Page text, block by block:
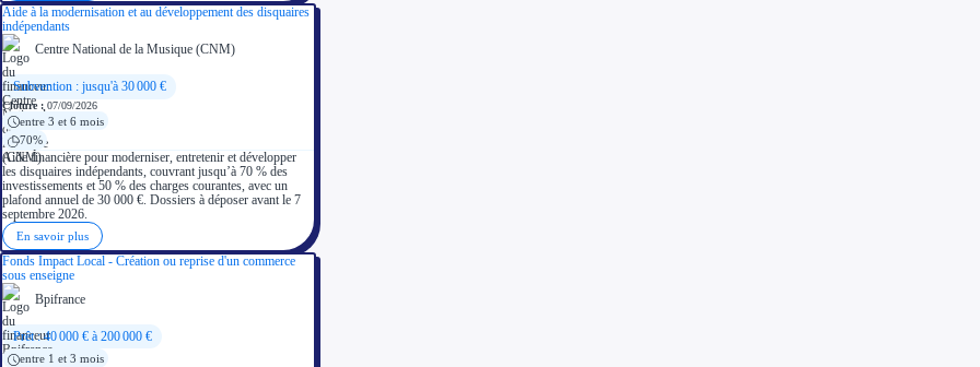
Aide à la modernisation et au développement des disquaires
indépendants
Centre National de la Musique (CNM)
Subvention : jusqu'à 30 000 €
Clôture : 07/09/2026
entre 3 et 6 mois
70%
Aide financière pour moderniser, entretenir et développer
les disquaires indépendants, couvrant jusqu’à 70 % des
investissements et 50 % des charges courantes, avec un
plafond annuel de 30 000 €. Dossiers à déposer avant le 7
septembre 2026.
En savoir plus
Fonds Impact Local - Création ou reprise d'un commerce
sous enseigne
Bpifrance
Prêt : 40 000 € à 200 000 €
entre 1 et 3 mois